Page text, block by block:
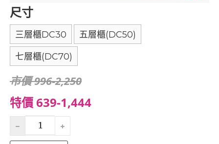
尺寸
三層櫃DC30 五層櫃(DC50)
七層櫃(DC70)
市價 996-2,250
特價 639-1,444